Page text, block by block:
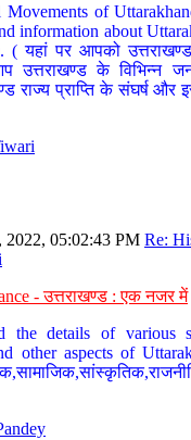
Movements of
information about
( यहां पर आपको
उत्तराखण्ड के विभिन्न
राज्य प्राप्ति के संघर्ष और
2022, 05:02:43 PM Re:
- उत्तराखण्ड : एक नजर में
details of various
other aspects of